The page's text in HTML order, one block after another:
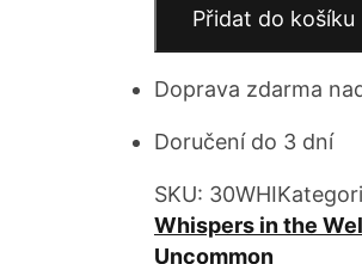
Přidat do košíku
Doprava zdarma
Doručení do 3 dní
SKU: 30WHI
Whispers in the
Uncommon